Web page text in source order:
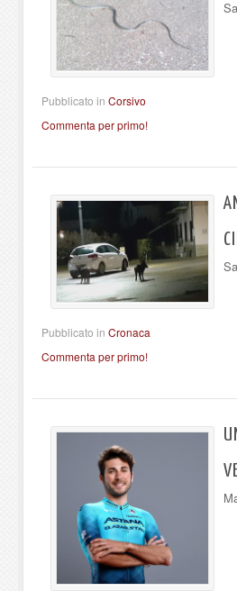
Pubblicato in Corsivo
Commenta per primo!
Pubblicato in Cronaca
Commenta per primo!